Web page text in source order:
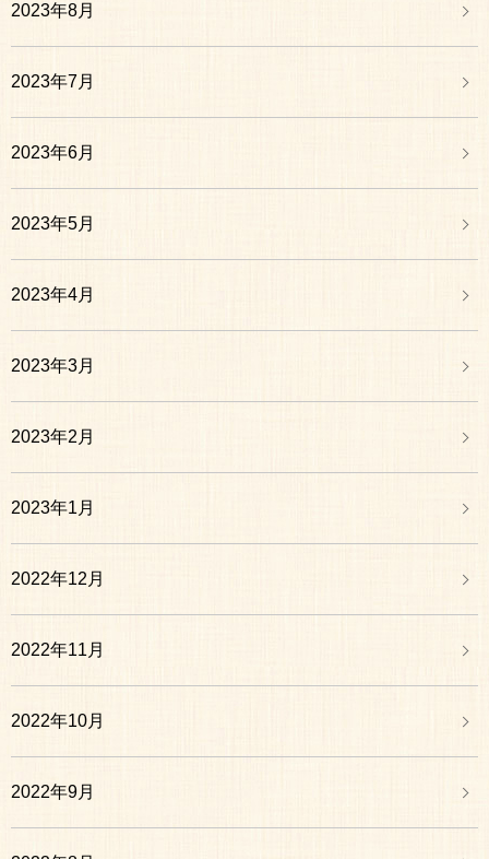
2023年8月
2023年7月
2023年6月
2023年5月
2023年4月
2023年3月
2023年2月
2023年1月
2022年12月
2022年11月
2022年10月
2022年9月